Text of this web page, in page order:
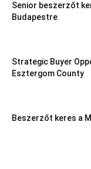
Senior beszerzőt
Budapestre
Strategic Buyer
Esztergom County
Beszerzőt keres a